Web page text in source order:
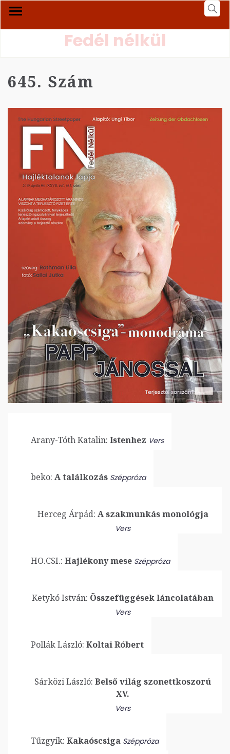
Fedél nélkül
645. Szám
Arany-Tóth Katalin: Istenhez Vers
beko: A találkozás Széppróza
Herceg Árpád: A szakmunkás monológja
Vers
HO.CSI.: Hajlékony mese Széppróza
Ketykó István: Összefüggések láncolatában
Vers
Pollák László: Koltai Róbert
Sárközi László: Belső világ szonettkoszorú
XV.
Vers
Tűzgyík: Kakaóscsiga Széppróza